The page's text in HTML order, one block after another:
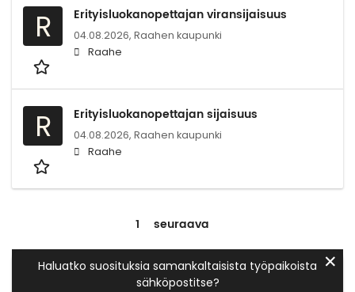
R Erityisluokanopettajan viransijaisuus
04.08.2026, Raahen kaupunki
Raahe
R Erityisluokanopettajan sijaisuus
04.08.2026, Raahen kaupunki
Raahe
1 seuraava
Haluatko suosituksia samankaltaisista työpaikoista
sähköpostitse?
✕